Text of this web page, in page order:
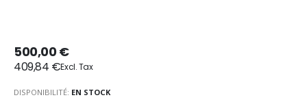
500,00 €
409,84 €
DISPONIBILITÉ: EN STOCK